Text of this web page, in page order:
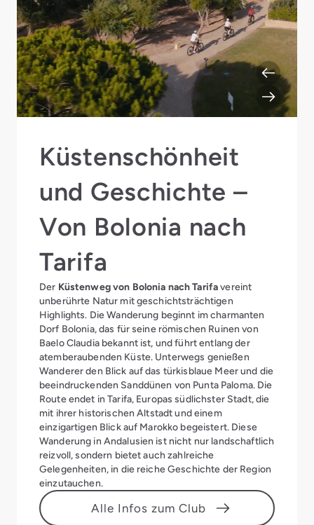
Küstenschönheit
und Geschichte –
Von Bolonia nach
Tarifa
Der Küstenweg von Bolonia nach Tarifavereint
unberührte Natur mit geschichtsträchtigen
Highlights. Die Wanderung beginnt im charmanten
Dorf Bolonia, das für seine römischen Ruinen von
Baelo Claudia bekannt ist, und führt entlang der
atemberaubenden Küste. Unterwegs genießen
Wanderer den Blick auf das türkisblaue Meer und die
beeindruckenden Sanddünen von Punta Paloma. Die
Route endet in Tarifa, Europas südlichster Stadt, die
mit ihrer historischen Altstadt und einem
einzigartigen Blick auf Marokko begeistert. Diese
Wanderung in Andalusien ist nicht nur landschaftlich
reizvoll, sondern bietet auch zahlreiche
Gelegenheiten, in die reiche Geschichte der Region
einzutauchen.
Alle Infos zum Club